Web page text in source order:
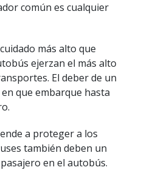
común es cualquier
más alto que
ejerzan el más alto
El deber de un
que embarque hasta
a proteger a los
también deben un
en el autobús.